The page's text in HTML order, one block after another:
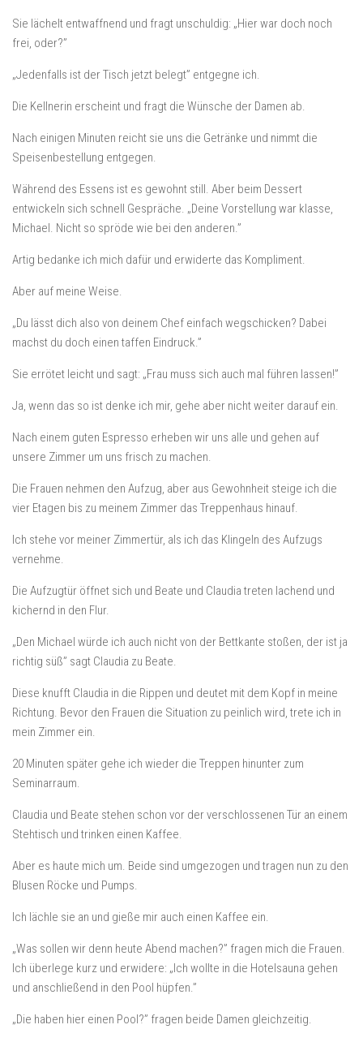
Sie lächelt entwaffnend und fragt unschuldig: „Hier war doch noch
frei, oder?”
„Jedenfalls ist der Tisch jetzt belegt” entgegne ich.
Die Kellnerin erscheint und fragt die Wünsche der Damen ab.
Nach einigen Minuten reicht sie uns die Getränke und nimmt die
Speisenbestellung entgegen.
Während des Essens ist es gewohnt still. Aber beim Dessert
entwickeln sich schnell Gespräche. „Deine Vorstellung war klasse,
Michael. Nicht so spröde wie bei den anderen.”
Artig bedanke ich mich dafür und erwiderte das Kompliment.
Aber auf meine Weise.
„Du lässt dich also von deinem Chef einfach wegschicken? Dabei
machst du doch einen taffen Eindruck.”
Sie errötet leicht und sagt: „Frau muss sich auch mal führen lassen!”
Ja, wenn das so ist denke ich mir, gehe aber nicht weiter darauf ein.
Nach einem guten Espresso erheben wir uns alle und gehen auf
unsere Zimmer um uns frisch zu machen.
Die Frauen nehmen den Aufzug, aber aus Gewohnheit steige ich die
vier Etagen bis zu meinem Zimmer das Treppenhaus hinauf.
Ich stehe vor meiner Zimmertür, als ich das Klingeln des Aufzugs
vernehme.
Die Aufzugtür öffnet sich und Beate und Claudia treten lachend und
kichernd in den Flur.
„Den Michael würde ich auch nicht von der Bettkante stoßen, der ist ja
richtig süß” sagt Claudia zu Beate.
Diese knufft Claudia in die Rippen und deutet mit dem Kopf in meine
Richtung. Bevor den Frauen die Situation zu peinlich wird, trete ich in
mein Zimmer ein.
20 Minuten später gehe ich wieder die Treppen hinunter zum
Seminarraum.
Claudia und Beate stehen schon vor der verschlossenen Tür an einem
Stehtisch und trinken einen Kaffee.
Aber es haute mich um. Beide sind umgezogen und tragen nun zu den
Blusen Röcke und Pumps.
Ich lächle sie an und gieße mir auch einen Kaffee ein.
„Was sollen wir denn heute Abend machen?” fragen mich die Frauen.
Ich überlege kurz und erwidere: „Ich wollte in die Hotelsauna gehen
und anschließend in den Pool hüpfen.”
„Die haben hier einen Pool?” fragen beide Damen gleichzeitig.